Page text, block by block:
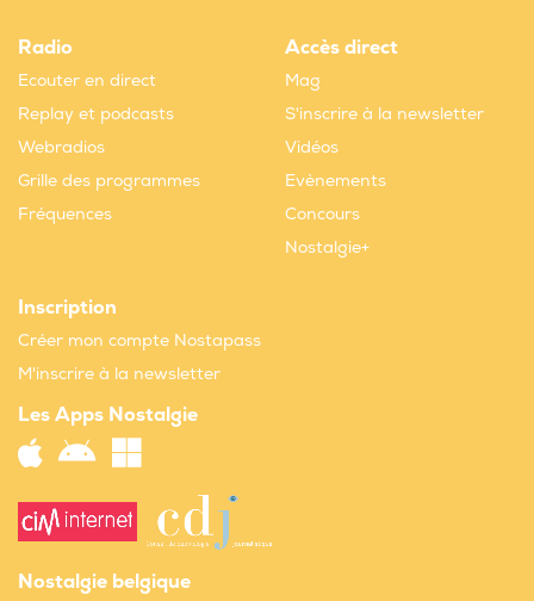
Radio
Ecouter en direct
Replay et podcasts
Webradios
Grille des programmes
Fréquences
Accès direct
Mag
S'inscrire à la newsletter
Vidéos
Evènements
Concours
Nostalgie+
Inscription
Créer mon compte Nostapass
M'inscrire à la newsletter
Les Apps Nostalgie
Nostalgie belgique